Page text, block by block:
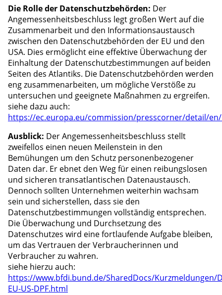
Die Rolle der Datenschutzbehörden: Der
Angemessenheitsbeschluss legt großen Wert auf die
Zusammenarbeit und den Informationsaustausch
zwischen den Datenschutzbehörden der EU und den
USA. Dies ermöglicht eine effektive Überwachung der
Einhaltung der Datenschutzbestimmungen auf beiden
Seiten des Atlantiks. Die Datenschutzbehörden werden
eng zusammenarbeiten, um mögliche Verstöße zu
untersuchen und geeignete Maßnahmen zu ergreifen.
siehe dazu auch:
https://ec.europa.eu/commission/presscorner/detail/en/
Ausblick: Der Angemessenheitsbeschluss stellt
zweifellos einen neuen Meilenstein in den
Bemühungen um den Schutz personenbezogener
Daten dar. Er ebnet den Weg für einen reibungslosen
und sicheren transatlantischen Datenaustausch.
Dennoch sollten Unternehmen weiterhin wachsam
sein und sicherstellen, dass sie den
Datenschutzbestimmungen vollständig entsprechen.
Die Überwachung und Durchsetzung des
Datenschutzes wird eine fortlaufende Aufgabe bleiben,
um das Vertrauen der Verbraucherinnen und
Verbraucher zu wahren.
siehe hierzu auch:
https://www.bfdi.bund.de/SharedDocs/Kurzmeldungen/
EU-US-DPF.html